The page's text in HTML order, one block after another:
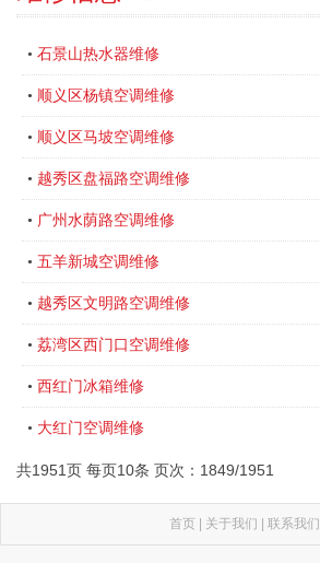
• 石景山热水器维修
• 顺义区杨镇空调维修
• 顺义区马坡空调维修
• 越秀区盘福路空调维修
• 广州水荫路空调维修
• 五羊新城空调维修
• 越秀区文明路空调维修
• 荔湾区西门口空调维修
• 西红门冰箱维修
• 大红门空调维修
共1951页 每页10条 页次：1849/1951
首页 | 关于我们 | 联系我们